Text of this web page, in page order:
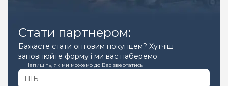
Стати партнером:
Бажаєте стати оптовим покупцем? Хутчіш
заповнюйте форму і ми вас наберемо
Напишіть, як ми можемо до Вас звертатись